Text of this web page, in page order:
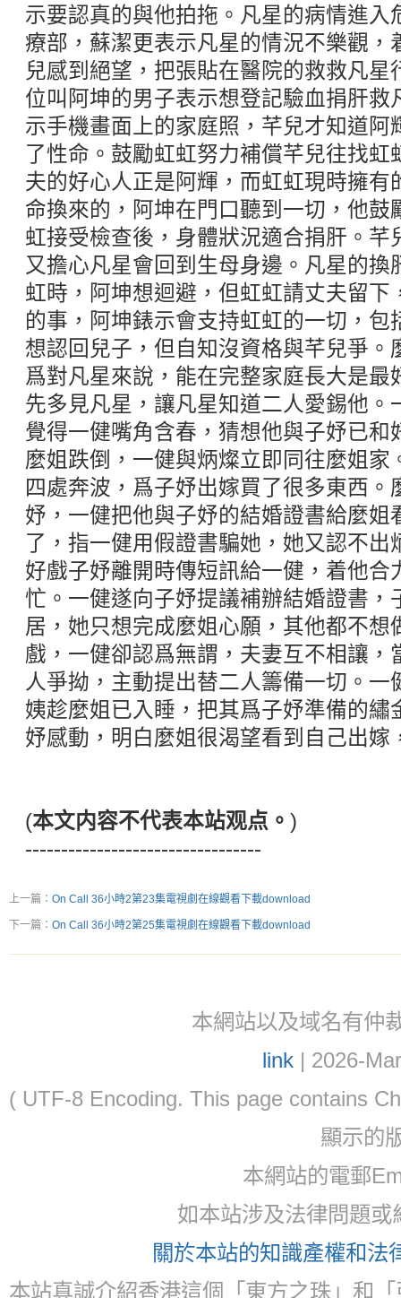
示要認真的與他拍拖。凡星的病情進入
療部，蘇潔更表示凡星的情況不樂觀，
兒感到絕望，把張貼在醫院的救救凡星
位叫阿坤的男子表示想登記驗血捐肝救
示手機畫面上的家庭照，芊兒才知道阿
了性命。鼓勵虹虹努力補償芊兒往找虹
夫的好心人正是阿輝，而虹虹現時擁有
命換來的，阿坤在門口聽到一切，他鼓
虹接受檢查後，身體狀況適合捐肝。芊
又擔心凡星會回到生母身邊。凡星的換
虹時，阿坤想迴避，但虹虹請丈夫留下
的事，阿坤錶示會支持虹虹的一切，包
想認回兒子，但自知沒資格與芊兒爭。
爲對凡星來說，能在完整家庭長大是最
先多見凡星，讓凡星知道二人愛錫他。
覺得一健嘴角含春，猜想他與子妤已和
麼姐跌倒，一健與炳燦立即同往麼姐家
四處奔波，爲子妤出嫁買了很多東西。
妤，一健把他與子妤的結婚證書給麼姐
了，指一健用假證書騙她，她又認不出
好戲子妤離開時傳短訊給一健，着他合
忙。一健遂向子妤提議補辦結婚證書，
居，她只想完成麼姐心願，其他都不想
戲，一健卻認爲無謂，夫妻互不相讓，
人爭拗，主動提出替二人籌備一切。一
姨趁麼姐已入睡，把其爲子妤準備的繡
妤感動，明白麼姐很渴望看到自己出嫁
(本文内容不代表本站观点。 )
---------------------------------
上一篇： On Call 36小時2第23集電視劇在線觀看下載download
下一篇： On Call 36小時2第25集電視劇在線觀看下載download
本網站以及域名有仲
link| 2026-
( UTF-8 Encoding. This page contains
顯示的
本網站的電郵
如本站涉及法律問題
關於本站的知識產權和法
本站真誠介紹香港這個「東方之珠」和